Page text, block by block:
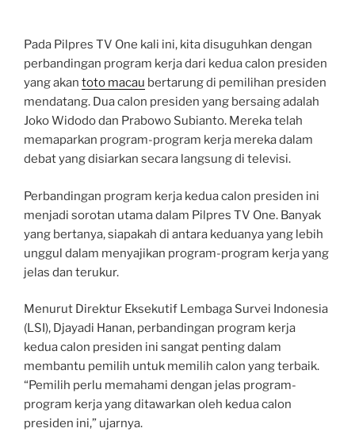
Pada Pilpres TV One kali ini, kita disuguhkan dengan
perbandingan program kerja dari kedua calon presiden
yang akan toto macau bertarung di pemilihan presiden
mendatang. Dua calon presiden yang bersaing adalah
Joko Widodo dan Prabowo Subianto. Mereka telah
memaparkan program-program kerja mereka dalam
debat yang disiarkan secara langsung di televisi.
Perbandingan program kerja kedua calon presiden ini
menjadi sorotan utama dalam Pilpres TV One. Banyak
yang bertanya, siapakah di antara keduanya yang lebih
unggul dalam menyajikan program-program kerja yang
jelas dan terukur.
Menurut Direktur Eksekutif Lembaga Survei Indonesia
(LSI), Djayadi Hanan, perbandingan program kerja
kedua calon presiden ini sangat penting dalam
membantu pemilih untuk memilih calon yang terbaik.
“Pemilih perlu memahami dengan jelas program-
program kerja yang ditawarkan oleh kedua calon
presiden ini,” ujarnya.